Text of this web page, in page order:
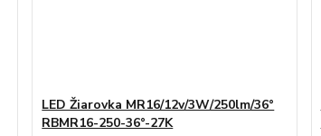
LED Žiarovka MR16/12v/3W/250lm/36°
RBMR16-250-36°-27K